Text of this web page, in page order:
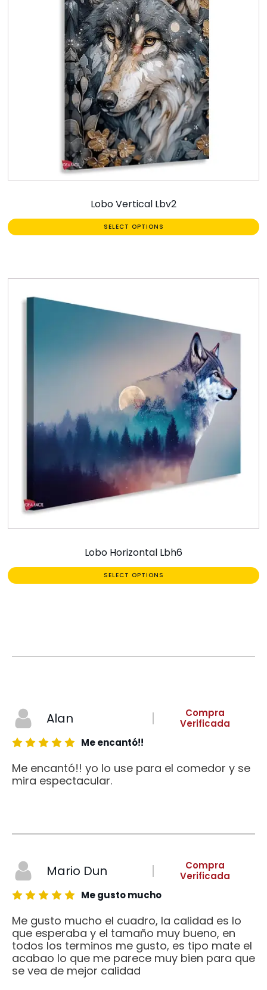
Lobo Vertical Lbv2
SELECT OPTIONS
Lobo Horizontal Lbh6
SELECT OPTIONS
Alan
Compra
Verificada
Me encantó!!
Me encantó!! yo lo use para el comedor y se
mira espectacular.
Mario Dun
Compra
Verificada
Me gusto mucho
Me gusto mucho el cuadro, la calidad es lo
que esperaba y el tamaño muy bueno, en
todos los terminos me gusto, es tipo mate el
acabao lo que me parece muy bien para que
se vea de mejor calidad